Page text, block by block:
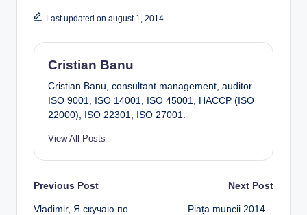
Last updated on august 1, 2014
Cristian Banu
Cristian Banu, consultant management, auditor
ISO 9001, ISO 14001, ISO 45001, HACCP (ISO
22000), ISO 22301, ISO 27001.
View All Posts
Post
Previous Post
Vladimir, Я скучаю по
Next Post
Piața muncii 2014 –